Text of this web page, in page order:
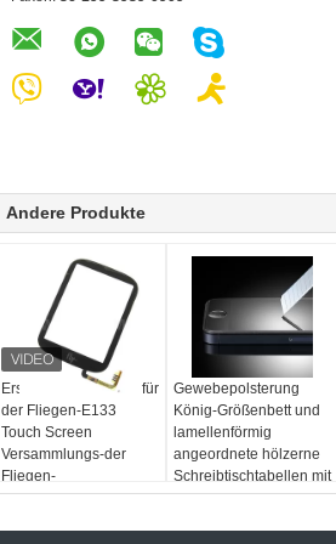
Andere Produkte
Ersatz-Touch Screen für
der Fliegen-E133
Touch Screen
Versammlungs-der
Fliegen-
E134Replacement für
Gewebepolsterung
König-Größenbett und
lamellenförmig
angeordnete hölzerne
Schreibtischtabellen mit
Gepäckkabinett